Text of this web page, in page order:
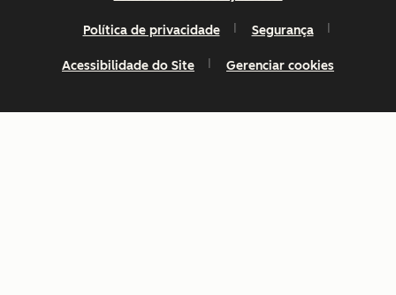
Política de privacidade Segurança
Acessibilidade do Site Gerenciar cookies